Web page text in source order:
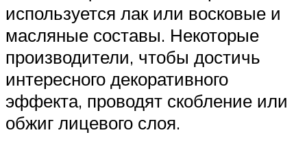
используется лак или восковые и
масляные составы. Некоторые
производители, чтобы достичь
интересного декоративного
эффекта, проводят скобление или
обжиг лицевого слоя.